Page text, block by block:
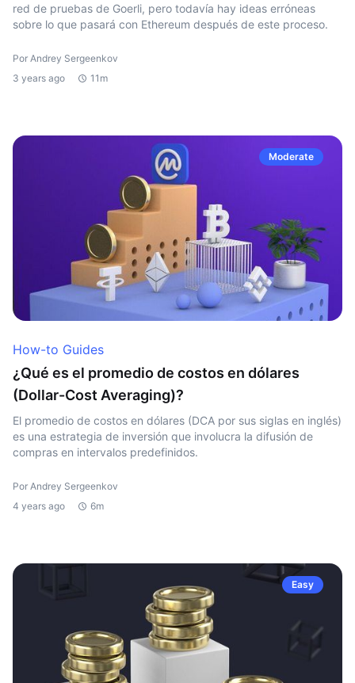
red de pruebas de Goerli, pero todavía hay ideas erróneas
sobre lo que pasará con Ethereum después de este proceso.
Por Andrey Sergeenkov
3 years ago
11m
Moderate
How-to Guides
¿Qué es el promedio de costos en dólares
(Dollar-Cost Averaging)?
El promedio de costos en dólares (DCA por sus siglas en inglés)
es una estrategia de inversión que involucra la difusión de
compras en intervalos predefinidos.
Por Andrey Sergeenkov
4 years ago
6m
Easy